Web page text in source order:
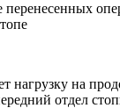
перенесенных
нагрузку на
отдел